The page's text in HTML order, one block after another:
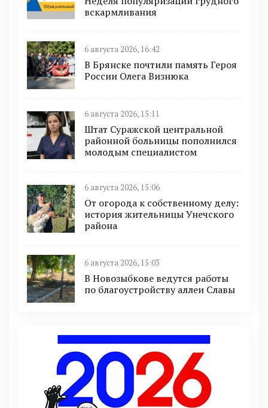
вскармливания
6 августа 2026, 16:42
В Брянске почтили память Героя
России Олега Визнюка
6 августа 2026, 15:11
Штат Суражской центральной
районной больницы пополнился
молодым специалистом
6 августа 2026, 15:06
От огорода к собственному делу:
история жительницы Унечского
района
6 августа 2026, 15:03
В Новозыбкове ведутся работы
по благоустройству аллеи Славы